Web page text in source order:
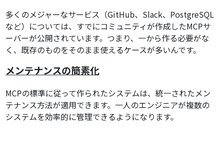
多くのメジャーなサービス（GitHub、Slack、PostgreSQL
など）については、すでにコミュニティが作成したMCPサ
ーバーが公開されています。つまり、一から作る必要がな
く、既存のものをそのまま使えるケースが多いんです。
メンテナンスの簡素化
MCPの標準に従って作られたシステムは、統一されたメン
テナンス方法が適用できます。一人のエンジニアが複数の
システムを効率的に管理できるようになります。